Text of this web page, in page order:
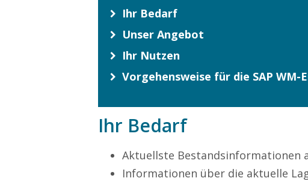
Ihr Bedarf
Unser Angebot
Ihr Nutzen
Vorgehensweise für die SAP WM-
Ihr Bedarf
Aktuellste Bestandsinformationen
Informationen über die aktuelle